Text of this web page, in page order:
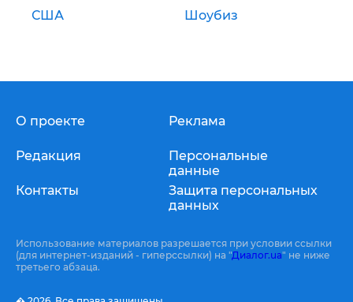
США Шоубиз
О проекте
Редакция
Контакты
Реклама
Персональные
данные
Защита персональных
данных
Использование материалов разрешается при условии ссылки
(для интернет-изданий - гиперссылки) на "Диалог.ua" не ниже
третьего абзаца.